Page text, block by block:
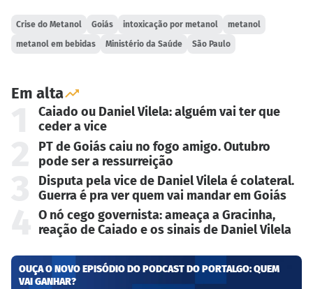
Crise do Metanol Goiás intoxicação por metanol metanol
metanol em bebidas Ministério da Saúde São Paulo
Em alta
Caiado ou Daniel Vilela: alguém vai ter que
ceder a vice
PT de Goiás caiu no fogo amigo. Outubro
pode ser a ressurreição
Disputa pela vice de Daniel Vilela é colateral.
Guerra é pra ver quem vai mandar em Goiás
O nó cego governista: ameaça a Gracinha,
reação de Caiado e os sinais de Daniel Vilela
OUÇA O NOVO EPISÓDIO DO PODCAST DO PORTALGO: QUEM
VAI GANHAR?